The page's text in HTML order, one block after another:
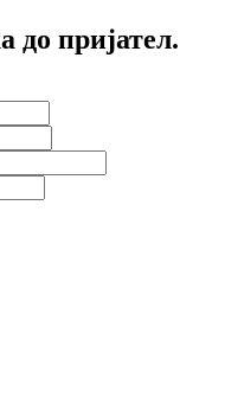
до пријател.